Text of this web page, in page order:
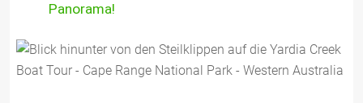
Panorama!